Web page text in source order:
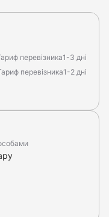
перевізника1-3 дні
перевізника1-2 дні